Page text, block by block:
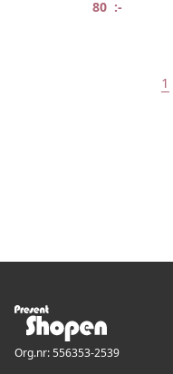
80 :-
1
Org.nr: 556353-2539